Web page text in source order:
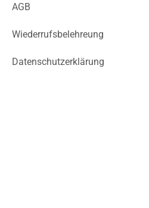
AGB
Wiederrufsbelehreung
Datenschutzerklärung